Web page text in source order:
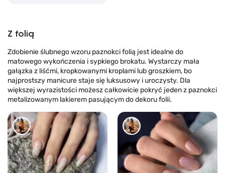
Z folią
Zdobienie ślubnego wzoru paznokci folią jest idealne do
matowego wykończenia i sypkiego brokatu. Wystarczy mała
gałązka z liśćmi, kropkowanymi kroplami lub groszkiem, bo
najprostszy manicure staje się luksusowy i uroczysty. Dla
większej wyrazistości możesz całkowicie pokryć jeden z paznokci
metalizowanym lakierem pasującym do dekoru folii.